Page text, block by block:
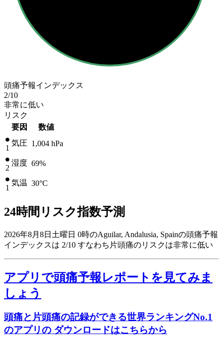
頭痛予報インデックス
2/10
非常に低い
リスク
要因
数値
1
気圧 1,004 hPa
2
湿度 69%
1
気温 30°C
24時間リスク指数予測
2026年8月8日土曜日 0時のAguilar, Andalusia, Spainの頭痛予報
インデックスは 2/10 すなわち片頭痛のリスクは非常に低い
アプリで頭痛予報レポートを見てみま
しょう
頭痛と片頭痛の記録ができる世界ランキングNo.1
のアプリの ダウンロードはこちらから